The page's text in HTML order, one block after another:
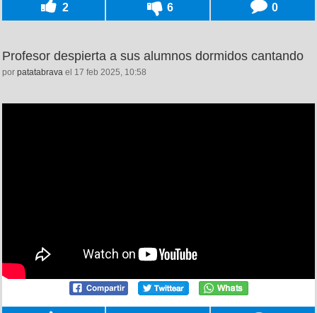
2 6 0
Profesor despierta a sus alumnos dormidos cantando
por patatabrava el 17 feb 2025, 10:58